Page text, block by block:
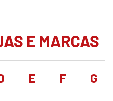
E MARCAS
E F G